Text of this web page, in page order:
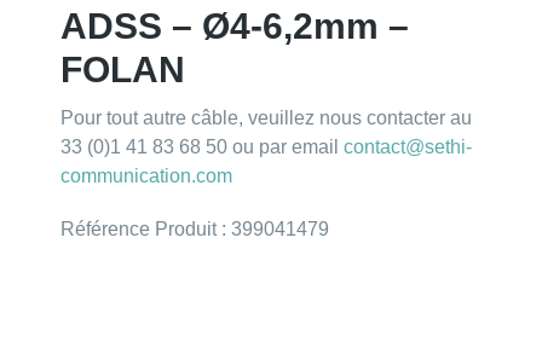
ADSS – Ø4-6,2mm –
FOLAN
Pour tout autre câble, veuillez nous contacter au
33 (0)1 41 83 68 50 ou par emailcontact@sethi-
communication.com
Référence Produit : 399041479